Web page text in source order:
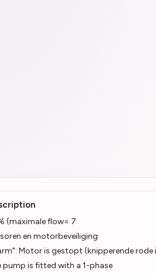
(maximale flow= 7
en motorbeveiliging
Motor is gestopt (knipperende rode
pump is fitted with a 1-phase